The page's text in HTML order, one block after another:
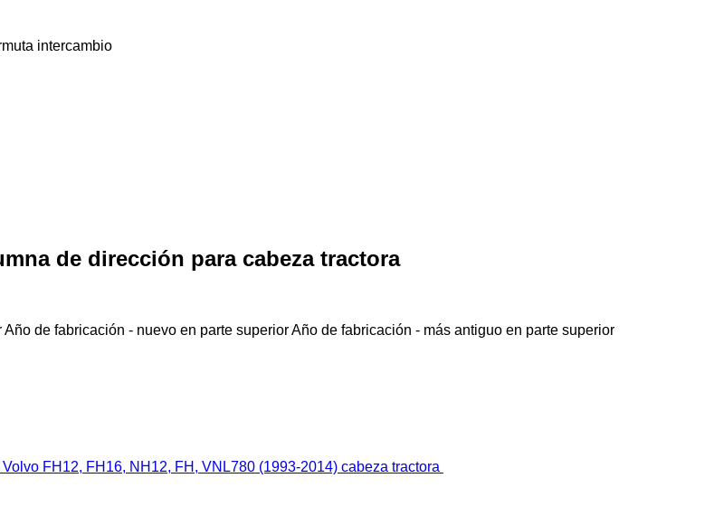
intercambio
de dirección para cabeza tractora
Año de fabricación - nuevo en parte superiorAño de fabricación - más antiguo en parte superior